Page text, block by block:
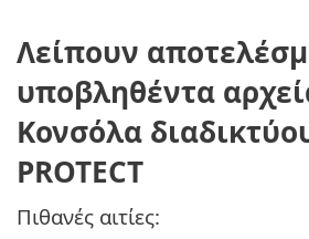
Λείπουν
υποβληθέντα
Κονσόλα
PROTECT
Πιθανές αιτίες: